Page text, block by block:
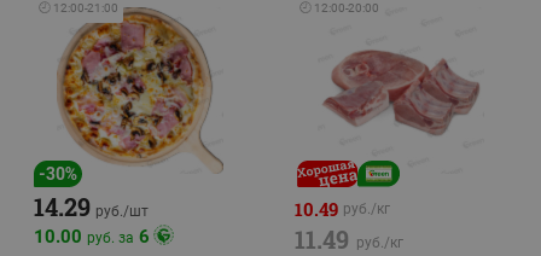
🕘 12:00-21:00
-30%
14.29 руб./шт
10.00 руб. за 6
🕘 12:00-20:00
10.49 руб./кг
11.49 руб./кг